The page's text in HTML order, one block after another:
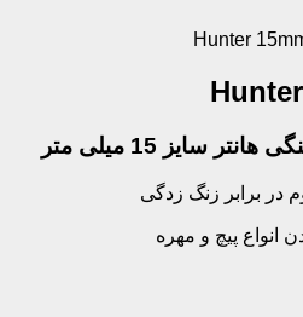
سایز 15 میلی متر
در برابر زنگ زدگی
پیچ و مهره